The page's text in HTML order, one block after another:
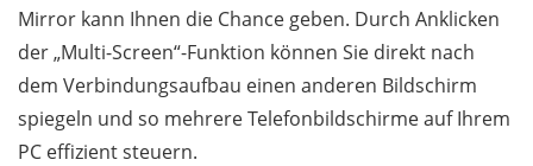
Mirror kann Ihnen die Chance geben. Durch Anklicken
der „Multi-Screen“-Funktion können Sie direkt nach
dem Verbindungsaufbau einen anderen Bildschirm
spiegeln und so mehrere Telefonbildschirme auf Ihrem
PC effizient steuern.